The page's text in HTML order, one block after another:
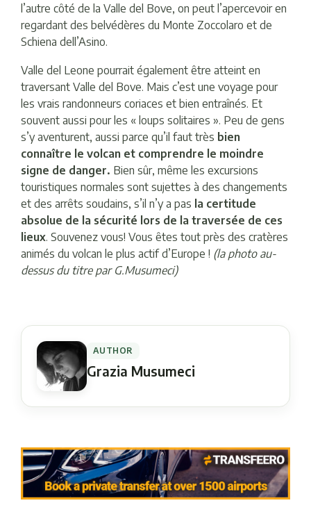
l’autre côté de la Valle del Bove, on peut l’apercevoir en
regardant des belvédères du Monte Zoccolaro et de
Schiena dell’Asino.
Valle del Leone pourrait également être atteint en
traversant Valle del Bove. Mais c’est une voyage pour
les vrais randonneurs coriaces et bien entraînés. Et
souvent aussi pour les « loups solitaires ». Peu de gens
s’y aventurent, aussi parce qu’il faut très bien
connaître le volcan et comprendre le moindre
signe de danger. Bien sûr, même les excursions
touristiques normales sont sujettes à des changements
et des arrêts soudains, s’il n’y a pas la certitude
absolue de la sécurité lors de la traversée de ces
lieux. Souvenez vous! Vous êtes tout près des cratères
animés du volcan le plus actif d’Europe ! (la photo au-
dessus du titre par G.Musumeci)
AUTHOR
Grazia Musumeci